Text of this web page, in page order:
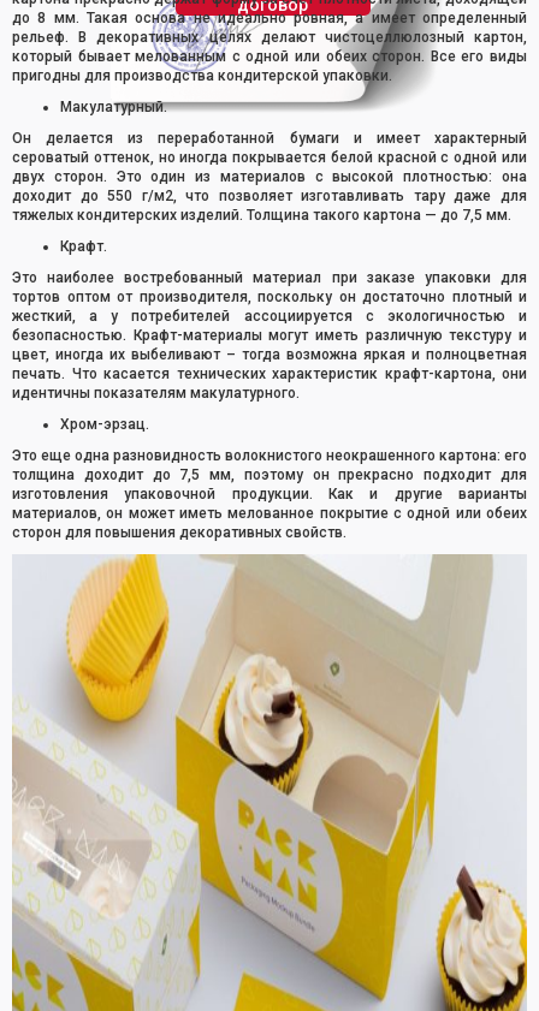
договор
до 8 мм. Такая основа не идеально ровная, а имеет определенный
рельеф. В декоративных целях делают чистоцеллюлозный картон,
который бывает мелованным с одной или обеих сторон. Все его виды
пригодны для производства кондитерской упаковки.
Макулатурный.
Он делается из переработанной бумаги и имеет характерный
сероватый оттенок, но иногда покрывается белой красной с одной или
двух сторон. Это один из материалов с высокой плотностью: она
доходит до 550 г/м2, что позволяет изготавливать тару даже для
тяжелых кондитерских изделий. Толщина такого картона — до 7,5 мм.
Крафт.
Это наиболее востребованный материал при заказе упаковки для
тортов оптом от производителя, поскольку он достаточно плотный и
жесткий, а у потребителей ассоциируется с экологичностью и
безопасностью. Крафт-материалы могут иметь различную текстуру и
цвет, иногда их выбеливают – тогда возможна яркая и полноцветная
печать. Что касается технических характеристик крафт-картона, они
идентичны показателям макулатурного.
Хром-эрзац.
Это еще одна разновидность волокнистого неокрашенного картона: его
толщина доходит до 7,5 мм, поэтому он прекрасно подходит для
изготовления упаковочной продукции. Как и другие варианты
материалов, он может иметь мелованное покрытие с одной или обеих
сторон для повышения декоративных свойств.